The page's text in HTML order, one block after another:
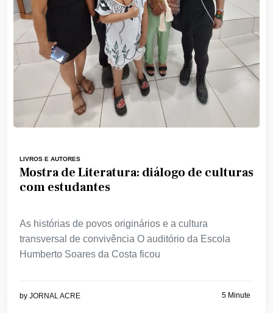
LIVROS E AUTORES
Mostra de Literatura: diálogo de culturas
com estudantes
As histórias de povos originários e a cultura
transversal de convivência O auditório da Escola
Humberto Soares da Costa ficou
by JORNAL ACRE 5 Minute